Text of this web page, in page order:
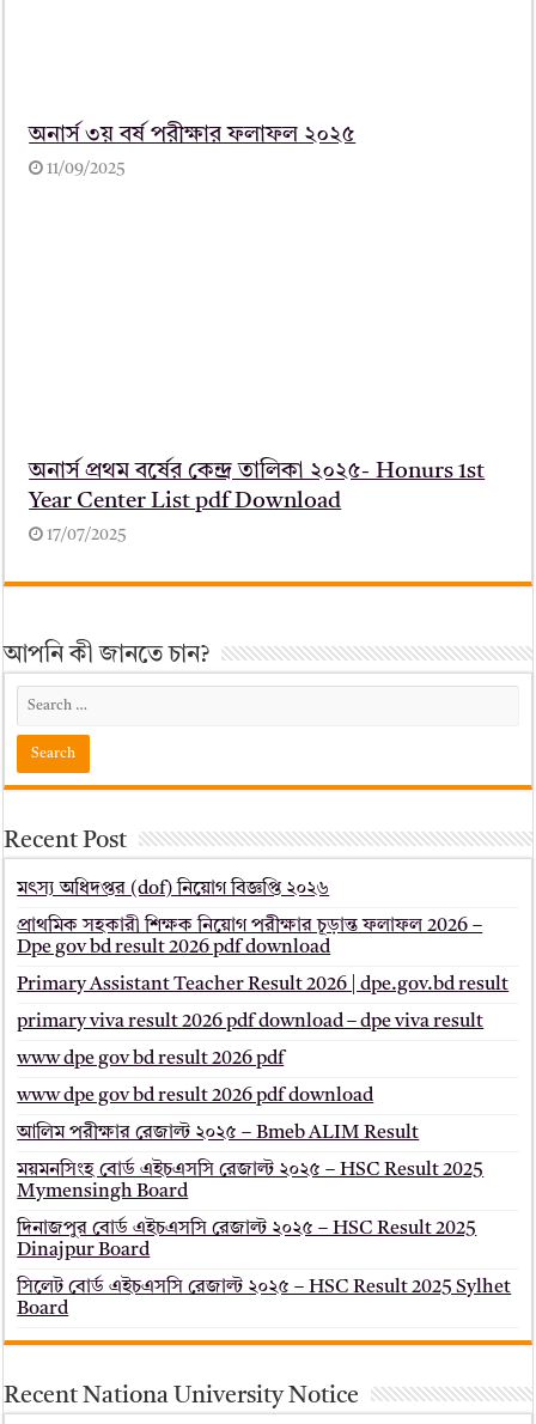
অনার্স ৩য় বর্ষ পরীক্ষার ফলাফল ২০২৫
11/09/2025
অনার্স প্রথম বর্ষের কেন্দ্র তালিকা ২০২৫- Honurs 1st
Year Center List pdf Download
17/07/2025
আপনি কী জানতে চান?
Recent Post
মৎস্য অধিদপ্তর (dof) নিয়োগ বিজ্ঞপ্তি ২০২৬
প্রাথমিক সহকারী শিক্ষক নিয়োগ পরীক্ষার চূড়ান্ত ফলাফল 2026 –
Dpe gov bd result 2026 pdf download
Primary Assistant Teacher Result 2026 | dpe.gov.bd result
primary viva result 2026 pdf download – dpe viva result
www dpe gov bd result 2026 pdf
www dpe gov bd result 2026 pdf download
আলিম পরীক্ষার রেজাল্ট ২০২৫ – Bmeb ALIM Result
ময়মনসিংহ বোর্ড এইচএসসি রেজাল্ট ২০২৫ – HSC Result 2025
Mymensingh Board
দিনাজপুর বোর্ড এইচএসসি রেজাল্ট ২০২৫ – HSC Result 2025
Dinajpur Board
সিলেট বোর্ড এইচএসসি রেজাল্ট ২০২৫ – HSC Result 2025 Sylhet
Board
Recent Nationa University Notice